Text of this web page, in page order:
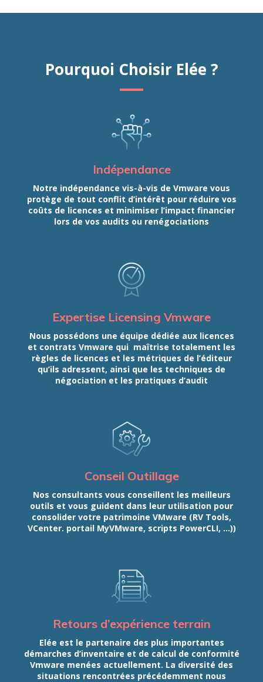
Pourquoi Choisir Elée ?
Indépendance
Notre indépendance vis-à-vis de Vmware vous
protège de tout conflit d’intérêt pour réduire vos
coûts de licences et minimiser l’impact financier
lors de vos audits ou renégociations
Expertise Licensing Vmware
Nous possédons une équipe dédiée aux licences
et contrats Vmware qui maîtrise totalement les
règles de licences et les métriques de l’éditeur
qu’ils adressent, ainsi que les techniques de
négociation et les pratiques d’audit
Conseil Outillage
Nos consultants vous conseillent les meilleurs
outils et vous guident dans leur utilisation pour
consolider votre patrimoine VMware (RV Tools,
VCenter. portail MyVMware, scripts PowerCLI, ...))
Retours d’expérience terrain
Elée est le partenaire des plus importantes
démarches d’inventaire et de calcul de conformité
Vmware menées actuellement. La diversité des
situations rencontrées précédemment nous